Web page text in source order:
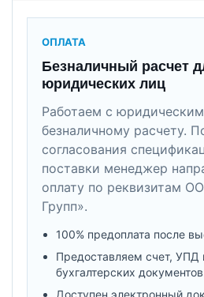
ОПЛАТА
Безналичный расчет
юридических лиц
Работаем с
безналичному расчету.
согласования
поставки менеджер
оплату по реквизитам
Групп».
100% предоплата после
Предоставляем счет, УПД
бухгалтерских
Доступен электронный